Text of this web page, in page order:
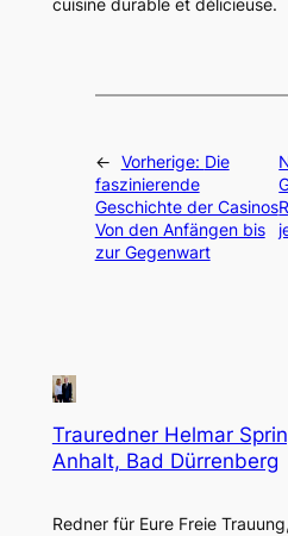
← Vorherige: Die
faszinierende
Geschichte der Casinos
Von den Anfängen bis
zur Gegenwart
Trauredner Helmar
Anhalt, Bad Dürrenberg
Redner für Eure Freie